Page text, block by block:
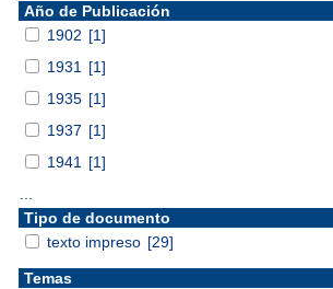
Año de Publicación
1902 [1]
1931
[1]
1935 [1]
1937 [1]
1941
[1]
Tipo de documento
texto impreso [29]
Temas